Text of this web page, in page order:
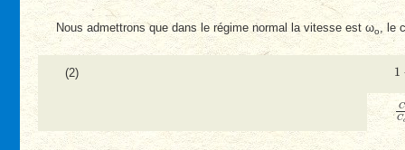
Nous admettrons que dans le régime normal la vitesse est ωo, le
(2) 1
1
C
C
C